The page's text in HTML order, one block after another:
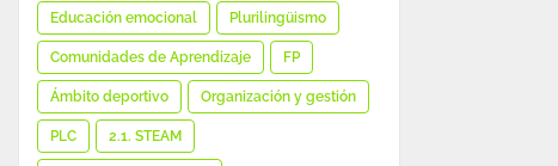
Educación emocional Plurilingüismo
Comunidades de Aprendizaje FP
Ámbito deportivo Organización y gestión
PLC 2.1. STEAM